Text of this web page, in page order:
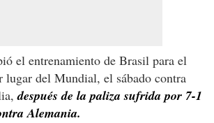
el entrenamiento de Brasil para el
lugar del Mundial, el sábado contra
después de la paliza sufrida por 7-1
Alemania.